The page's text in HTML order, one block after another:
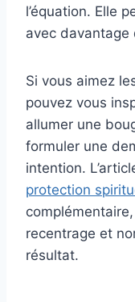
l’équation. Elle
avec davantage
Si vous aimez
pouvez vous
allumer une
formuler une
intention.
protection
recentrage et
résultat.